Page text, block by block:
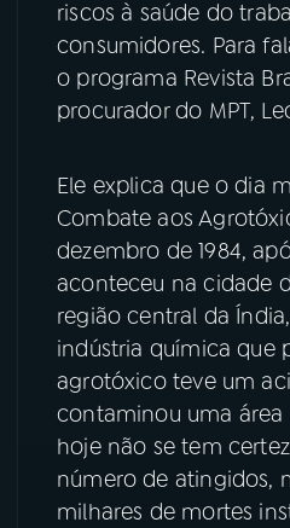
08FESTIVAL DE MÚSICA
ACOMPANHE A RÁDIO NACIONAL
YouTube
TikTok
riscos à saúde do
consumidores. Para
o programa Revista
procurador do MPT,
Ele explica que o dia
Combate aos
dezembro de 1984,
aconteceu na cidade
região central da
indústria química que
agrotóxico teve um
contaminou uma
hoje não se tem
número de atingidos,
milhares de mortes